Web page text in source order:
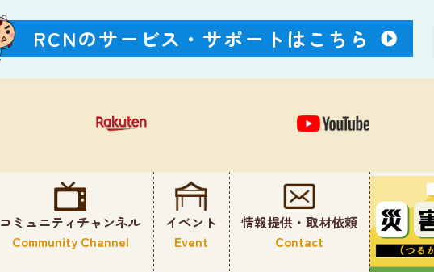
RCNのサービス・ サポートはこちら
コミュニティチャンネル
Community Channel
イベント
Event
情報提供・取材依頼
Contact